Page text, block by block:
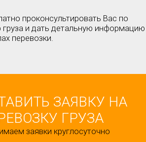
проконсультировать Вас по
груза и дать детальную
перевозки.
ЗАЯВКУ НА
ГРУЗА
заявки круглосуточно